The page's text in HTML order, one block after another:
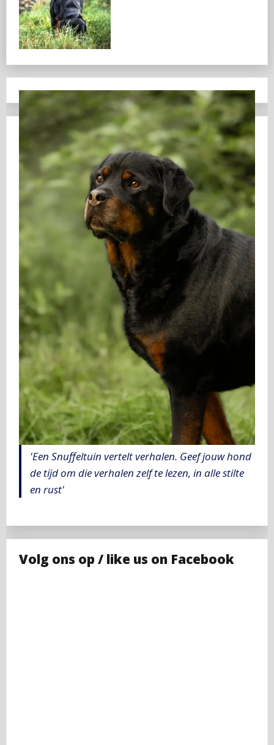
'Een Snuffeltuin vertelt verhalen. Geef jouw hond
de tijd om die verhalen zelf te lezen, in alle stilte
en rust'
Volg ons op / like us on Facebook